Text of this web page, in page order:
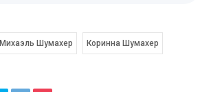
Михаэль Шумахер Коринна Шумахер